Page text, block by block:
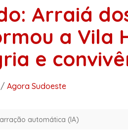
Arraiá
a Vila
e
/ Agora Sudoeste
automática (IA)